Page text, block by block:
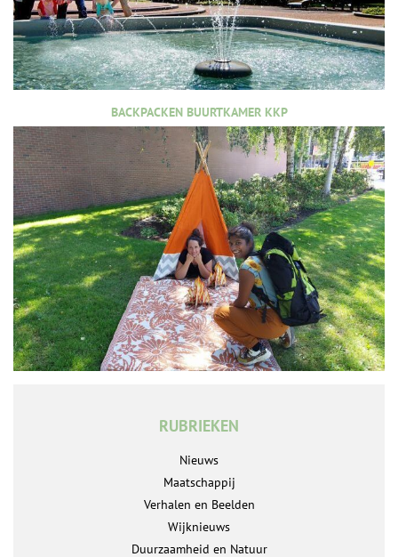
BACKPACKEN BUURTKAMER KKP
RUBRIEKEN
Nieuws
Maatschappij
Verhalen en Beelden
Wijknieuws
Duurzaamheid en Natuur